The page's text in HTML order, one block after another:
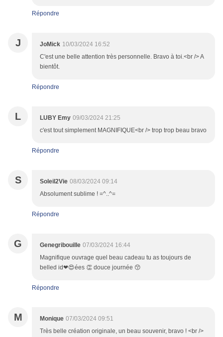
Répondre
J JoMick 10/03/2024 16:52
C'est une belle attention très personnelle. Bravo à toi.<br /> A
bientôt.
Répondre
L LUBY Emy 09/03/2024 21:25
c'est tout simplement MAGNIFIQUE<br /> trop trop beau bravo
Répondre
S Soleil2Vie 08/03/2024 09:14
Absolument sublime ! =^..^=
Répondre
G Genegribouille 07/03/2024 16:44
Magnifique ouvrage quel beau cadeau tu as toujours de
belled id❤😍ées 👏 douce journée 😙
Répondre
M Monique 07/03/2024 09:51
Très belle création originale, un beau souvenir, bravo ! <br />